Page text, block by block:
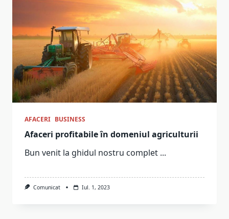
AFACERI BUSINESS
Afaceri profitabile în domeniul agriculturii
Bun venit la ghidul nostru complet ...
Comunicat Iul. 1, 2023